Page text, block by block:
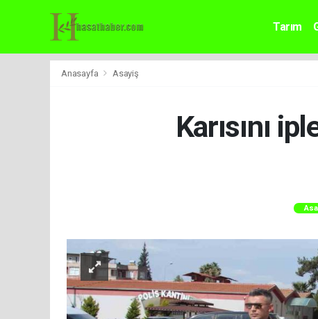
Tarım
Anasayfa Asayiş
Karısını